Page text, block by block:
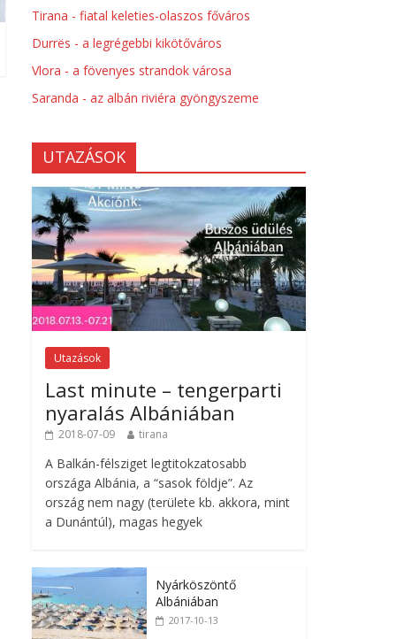
Tirana - fiatal keleties-olaszos főváros
Durrës - a legrégebbi kikötőváros
Vlora - a fövenyes strandok városa
Saranda - az albán riviéra gyöngyszeme
UTAZÁSOK
Utazások
Last minute – tengerparti
nyaralás Albániában
2018-07-09 tirana
A Balkán-félsziget legtitokzatosabb
országa Albánia, a “sasok földje”. Az
ország nem nagy (területe kb. akkora, mint
a Dunántúl), magas hegyek
Nyárköszöntő
Albániában
2017-10-13